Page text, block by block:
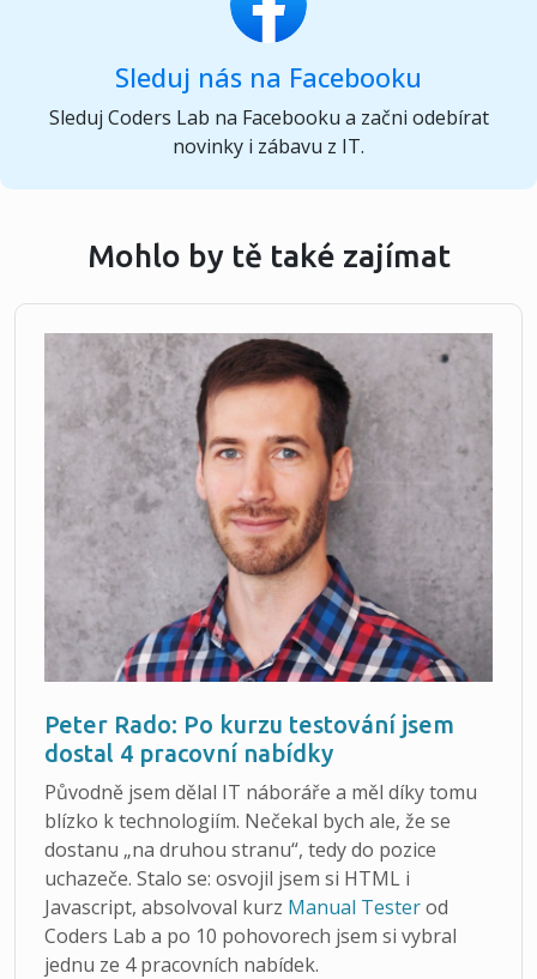
Sleduj nás na Facebooku
Sleduj Coders Lab na Facebooku a začni odebírat
novinky i zábavu z IT.
Mohlo by tě také zajímat
Peter Rado: Po kurzu testování jsem
dostal 4 pracovní nabídky
Původně jsem dělal IT náboráře a měl díky tomu
blízko k technologiím. Nečekal bych ale, že se
dostanu „na druhou stranu“, tedy do pozice
uchazeče. Stalo se: osvojil jsem si HTML i
Javascript, absolvoval kurz Manual Testerod
Coders Lab a po 10 pohovorech jsem si vybral
jednu ze 4 pracovních nabídek.